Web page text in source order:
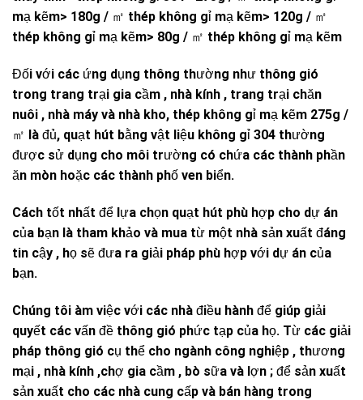
mạ kẽm> 180g / ㎡ thép không gỉ mạ kẽm> 120g / ㎡
thép không gỉ mạ kẽm> 80g / ㎡ thép không gỉ mạ kẽm
Đối với các ứng dụng thông thường như thông gió
trong trang trại gia cầm , nhà kính , trang trại chăn
nuôi , nhà máy và nhà kho, thép không gỉ mạ kẽm 275g /
㎡ là đủ, quạt hút bằng vật liệu không gỉ 304 thường
được sử dụng cho môi trường có chứa các thành phần
ăn mòn hoặc các thành phố ven biển.
Cách tốt nhất để lựa chọn quạt hút phù hợp cho dự án
của bạn là tham khảo và mua từ một nhà sản xuất đáng
tin cậy , họ sẽ đưa ra giải pháp phù hợp với dự án của
bạn.
Chúng tôi àm việc với các nhà điều hành để giúp giải
quyết các vấn đề thông gió phức tạp của họ. Từ các giải
pháp thông gió cụ thể cho ngành công nghiệp , thương
mại , nhà kính ,chợ gia cầm , bò sữa và lợn ; để sản xuất
sản xuất cho các nhà cung cấp và bán hàng trong